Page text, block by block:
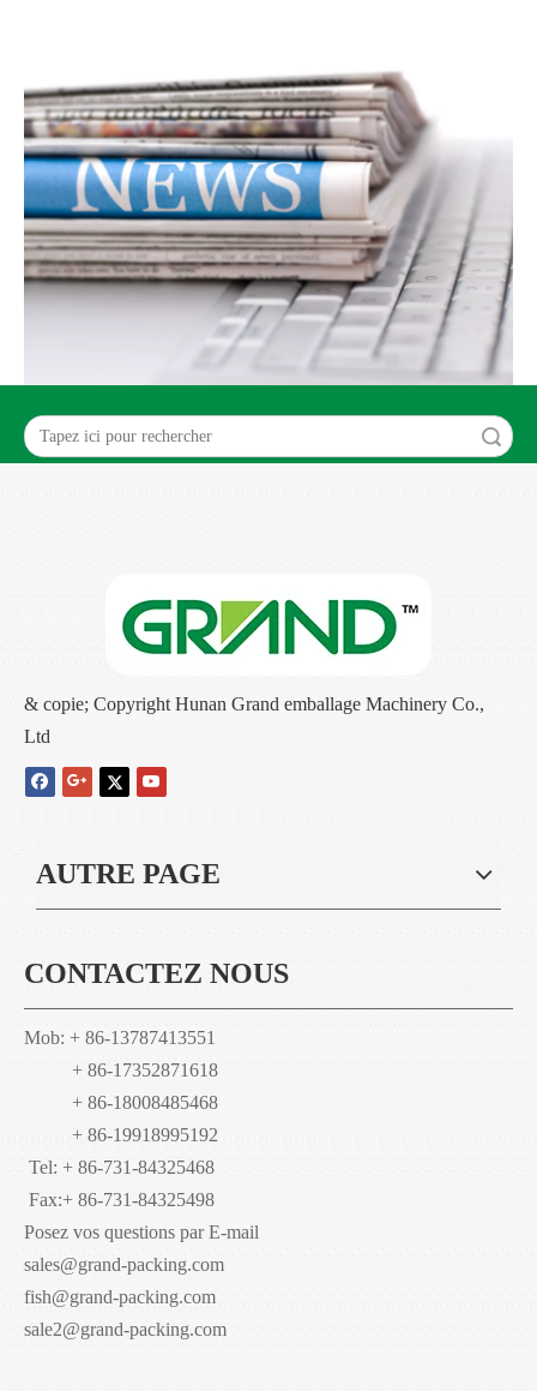
& copie; Copyright Hunan Grand emballage Machinery Co.,
Ltd
AUTRE PAGE
CONTACTEZ NOUS
Mob: + 86-13787413551
+ 86-17352871618
+ 86-18008485468
+ 86-19918995192
Tel: + 86-731-84325468
Fax:+ 86-731-84325498
Posez vos questions par E-mail
sales@grand-packing.com
fish@grand-packing.com
sale2@grand-packing.com